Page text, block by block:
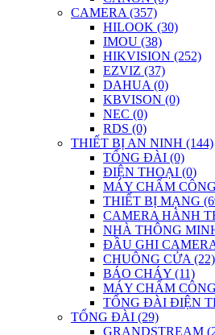
CAMERA (357)
HILOOK (30)
IMOU (38)
HIKVISION (252)
EZVIZ (37)
DAHUA (0)
KBVISON (0)
NEC (0)
RDS (0)
THIẾT BỊ AN NINH (144)
TỔNG ĐÀI (0)
ĐIỆN THOẠI (0)
MÁY CHẤM
THIẾT BỊ MẠNG
CAMERA HÀNH
NHÀ THÔNG
ĐẦU GHI
CHUÔNG CỬA (22)
BÁO CHÁY (11)
MÁY CHẤM
TỔNG ĐÀI ĐIỆN
TỔNG ĐÀI (29)
GRANDSTREAM